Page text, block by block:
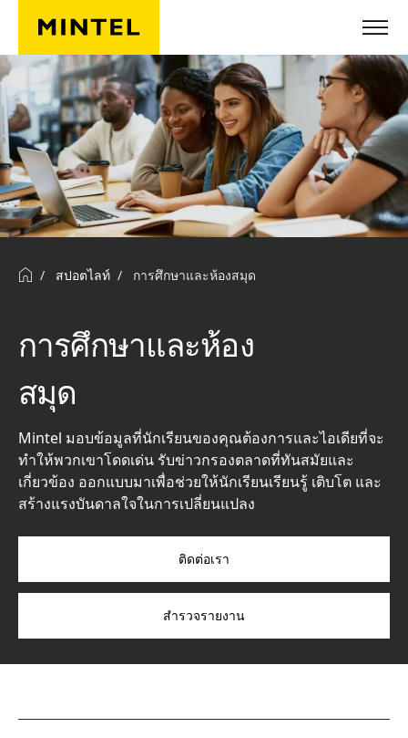
ข้ามไปยังเนื้อหาหลัก
สปอตไลท์ การศึกษาและห้องสมุด
การศึกษาและห้อง
สมุด
Mintel มอบข้อมูลที่นักเรียนของคุณต้องการและไอเดียที่จะ
ทำให้พวกเขาโดดเด่น รับข่าวกรองตลาดที่ทันสมัยและ
เกี่ยวข้อง ออกแบบมาเพื่อช่วยให้นักเรียนเรียนรู้ เติบโต และ
สร้างแรงบันดาลใจในการเปลี่ยนแปลง
ติดต่อเรา
สำรวจรายงาน